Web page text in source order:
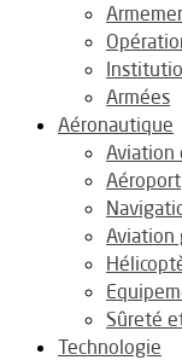
Armées
Aéronautique
Aviation
Aéroport
Aviation
Sûreté
Technologie